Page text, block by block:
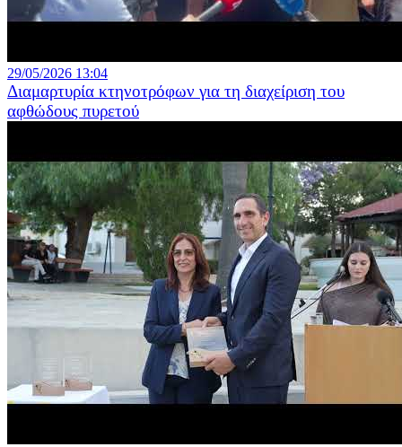
29/05/2026 13:04
Διαμαρτυρία κτηνοτρόφων για τη διαχείριση του
αφθώδους πυρετού